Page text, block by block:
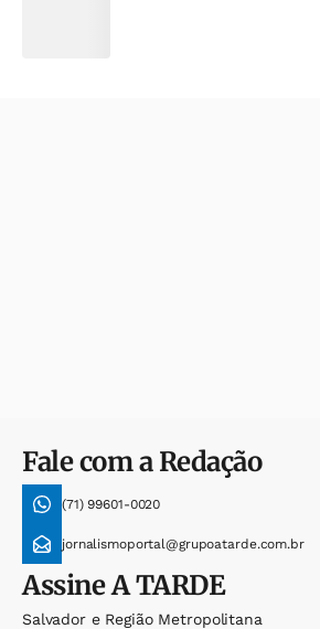
Fale com a Redação
(71) 99601-0020
jornalismoportal@grupoatarde.com.br
AssineA TARDE
Salvador e Região Metropolitana